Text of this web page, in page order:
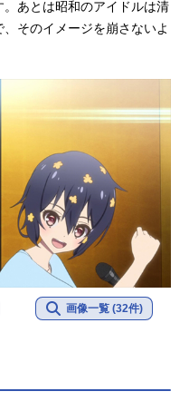
あとは昭和のアイドルは清
そのイメージを崩さないよ
画像一覧 (32件)